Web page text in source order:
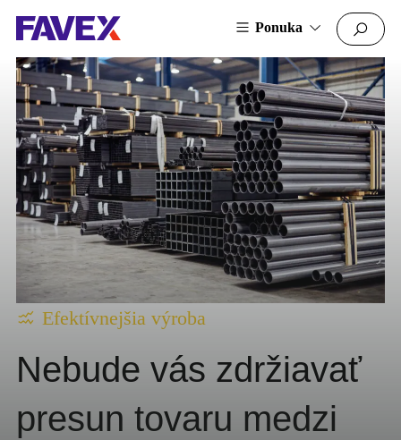
Ponuka
Efektívnejšia výroba
Nebude vás zdržiavať
presun tovaru medzi